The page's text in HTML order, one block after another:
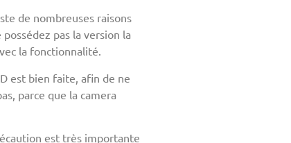
de nombreuses raisons
pas la version la
la fonctionnalité.
est bien faite, afin de ne
parce que la camera
est très importante